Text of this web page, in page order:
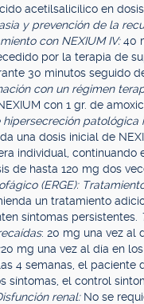
acetilsalicílico en
y prevención de la
con NEXIUM IV:40
por la terapia de
30 minutos seguido
con un régimen
con 1 gr. de
hipersecreción
una dosis inicial de
individual,
de hasta 120 mg dos
(ERGE):
un tratamiento
síntomas persistentes.
: 20 mg una vez al
20 mg una vez al día en
4 semanas, el paciente
síntomas, el control
renal: No se